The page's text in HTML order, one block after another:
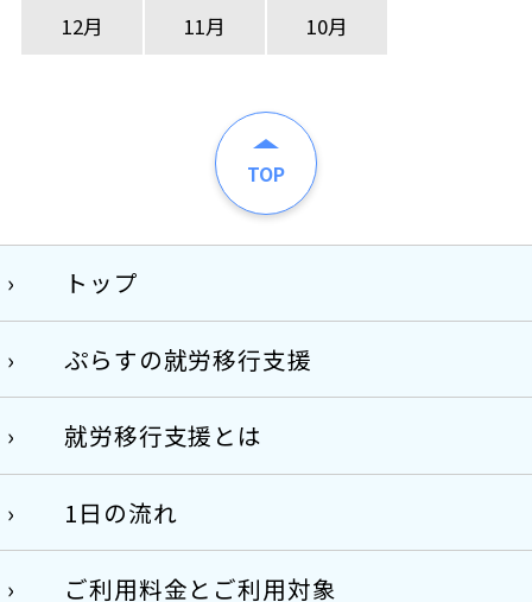
12月
11月 10月
TOP
トップ
ぷらすの就労移行支援
就労移行支援とは
1日の流れ
ご利用料金とご利用対象